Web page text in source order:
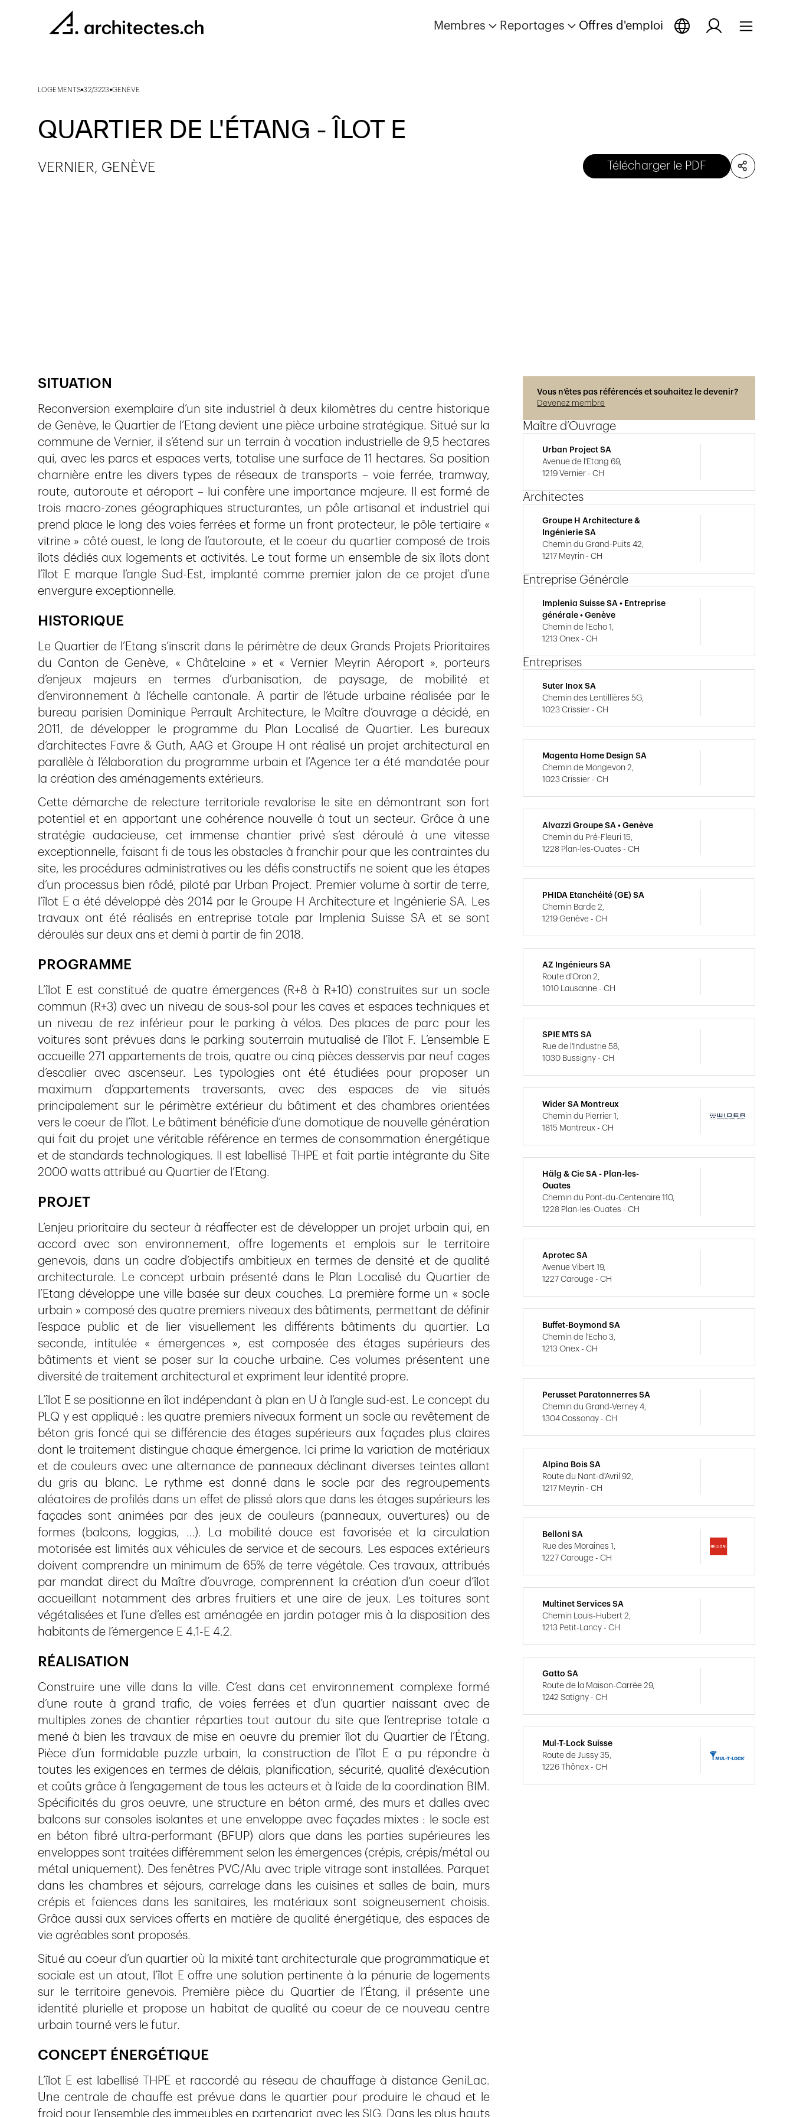
Membres Reportages Offres d'emploi
LOGEMENTS 32/3223 GENÈVE
QUARTIER DE L'ÉTANG - ÎLOT E
VERNIER, GENÈVE Télécharger le PDF
SITUATION
Reconversion exemplaire d’un site industriel à deux kilomètres du centre historique
de Genève, le Quartier de l’Etang devient une pièce urbaine stratégique. Situé sur la
commune de Vernier, il s’étend sur un terrain à vocation industrielle de 9,5 hectares
qui, avec les parcs et espaces verts, totalise une surface de 11 hectares. Sa position
charnière entre les divers types de réseaux de transports – voie ferrée, tramway,
route, autoroute et aéroport – lui confère une importance majeure. Il est formé de
trois macro-zones géographiques structurantes, un pôle artisanal et industriel qui
prend place le long des voies ferrées et forme un front protecteur, le pôle tertiaire «
vitrine » côté ouest, le long de l’autoroute, et le coeur du quartier composé de trois
îlots dédiés aux logements et activités. Le tout forme un ensemble de six îlots dont
l’îlot E marque l’angle Sud-Est, implanté comme premier jalon de ce projet d’une
envergure exceptionnelle.
HISTORIQUE
Le Quartier de l’Etang s’inscrit dans le périmètre de deux Grands Projets Prioritaires
du Canton de Genève, « Châtelaine » et « Vernier Meyrin Aéroport », porteurs
d’enjeux majeurs en termes d’urbanisation, de paysage, de mobilité et
d’environnement à l’échelle cantonale. A partir de l’étude urbaine réalisée par le
bureau parisien Dominique Perrault Architecture, le Maître d’ouvrage a décidé, en
2011, de développer le programme du Plan Localisé de Quartier. Les bureaux
d’architectes Favre & Guth, AAG et Groupe H ont réalisé un projet architectural en
parallèle à l’élaboration du programme urbain et l’Agence ter a été mandatée pour
la création des aménagements extérieurs.
Cette démarche de relecture territoriale revalorise le site en démontrant son fort
potentiel et en apportant une cohérence nouvelle à tout un secteur. Grâce à une
stratégie audacieuse, cet immense chantier privé s’est déroulé à une vitesse
exceptionnelle, faisant fi de tous les obstacles à franchir pour que les contraintes du
site, les procédures administratives ou les défis constructifs ne soient que les étapes
d’un processus bien rôdé, piloté par Urban Project. Premier volume à sortir de terre,
l’îlot E a été développé dès 2014 par le Groupe H Architecture et Ingénierie SA. Les
travaux ont été réalisés en entreprise totale par Implenia Suisse SA et se sont
déroulés sur deux ans et demi à partir de fin 2018.
PROGRAMME
L’îlot E est constitué de quatre émergences (R+8 à R+10) construites sur un socle
commun (R+3) avec un niveau de sous-sol pour les caves et espaces techniques et
un niveau de rez inférieur pour le parking à vélos. Des places de parc pour les
voitures sont prévues dans le parking souterrain mutualisé de l’îlot F. L’ensemble E
accueille 271 appartements de trois, quatre ou cinq pièces desservis par neuf cages
d’escalier avec ascenseur. Les typologies ont été étudiées pour proposer un
maximum d’appartements traversants, avec des espaces de vie situés
principalement sur le périmètre extérieur du bâtiment et des chambres orientées
vers le coeur de l’îlot. Le bâtiment bénéficie d’une domotique de nouvelle génération
qui fait du projet une véritable référence en termes de consommation énergétique
et de standards technologiques. Il est labellisé THPE et fait partie intégrante du Site
2000 watts attribué au Quartier de l’Etang.
PROJET
L’enjeu prioritaire du secteur à réaffecter est de développer un projet urbain qui, en
accord avec son environnement, offre logements et emplois sur le territoire
genevois, dans un cadre d’objectifs ambitieux en termes de densité et de qualité
architecturale. Le concept urbain présenté dans le Plan Localisé du Quartier de
l’Etang développe une ville basée sur deux couches. La première forme un « socle
urbain » composé des quatre premiers niveaux des bâtiments, permettant de définir
l’espace public et de lier visuellement les différents bâtiments du quartier. La
seconde, intitulée « émergences », est composée des étages supérieurs des
bâtiments et vient se poser sur la couche urbaine. Ces volumes présentent une
diversité de traitement architectural et expriment leur identité propre.
L’îlot E se positionne en îlot indépendant à plan en U à l’angle sud-est. Le concept du
PLQ y est appliqué : les quatre premiers niveaux forment un socle au revêtement de
béton gris foncé qui se différencie des étages supérieurs aux façades plus claires
dont le traitement distingue chaque émergence. Ici prime la variation de matériaux
et de couleurs avec une alternance de panneaux déclinant diverses teintes allant
du gris au blanc. Le rythme est donné dans le socle par des regroupements
aléatoires de profilés dans un effet de plissé alors que dans les étages supérieurs les
façades sont animées par des jeux de couleurs (panneaux, ouvertures) ou de
formes (balcons, loggias, …). La mobilité douce est favorisée et la circulation
motorisée est limités aux véhicules de service et de secours. Les espaces extérieurs
doivent comprendre un minimum de 65% de terre végétale. Ces travaux, attribués
par mandat direct du Maître d’ouvrage, comprennent la création d’un coeur d’îlot
accueillant notamment des arbres fruitiers et une aire de jeux. Les toitures sont
végétalisées et l’une d’elles est aménagée en jardin potager mis à la disposition des
habitants de l’émergence E 4.1-E 4.2.
RÉALISATION
Construire une ville dans la ville. C’est dans cet environnement complexe formé
d’une route à grand trafic, de voies ferrées et d’un quartier naissant avec de
multiples zones de chantier réparties tout autour du site que l’entreprise totale a
mené à bien les travaux de mise en oeuvre du premier îlot du Quartier de l’Étang.
Pièce d’un formidable puzzle urbain, la construction de l’îlot E a pu répondre à
toutes les exigences en termes de délais, planification, sécurité, qualité d’exécution
et coûts grâce à l’engagement de tous les acteurs et à l’aide de la coordination BIM.
Spécificités du gros oeuvre, une structure en béton armé, des murs et dalles avec
balcons sur consoles isolantes et une enveloppe avec façades mixtes : le socle est
en béton fibré ultra-performant (BFUP) alors que dans les parties supérieures les
enveloppes sont traitées différemment selon les émergences (crépis, crépis/métal ou
métal uniquement). Des fenêtres PVC/Alu avec triple vitrage sont installées. Parquet
dans les chambres et séjours, carrelage dans les cuisines et salles de bain, murs
crépis et faïences dans les sanitaires, les matériaux sont soigneusement choisis.
Grâce aussi aux services offerts en matière de qualité énergétique, des espaces de
vie agréables sont proposés.
Situé au coeur d’un quartier où la mixité tant architecturale que programmatique et
sociale est un atout, l’îlot E offre une solution pertinente à la pénurie de logements
sur le territoire genevois. Première pièce du Quartier de l’Étang, il présente une
identité plurielle et propose un habitat de qualité au coeur de ce nouveau centre
urbain tourné vers le futur.
CONCEPT ÉNERGÉTIQUE
L’îlot E est labellisé THPE et raccordé au réseau de chauffage à distance GeniLac.
Une centrale de chauffe est prévue dans le quartier pour produire le chaud et le
froid pour l’ensemble des immeubles en partenariat avec les SIG. Dans les plus hauts
Vous n’êtes pas référencés et souhaitez le devenir?
Devenez membre
Maître d’Ouvrage
Urban Project SA
Avenue de l'Etang 69,
1219 Vernier - CH
Architectes
Groupe H Architecture &
Ingénierie SA
Chemin du Grand-Puits 42,
1217 Meyrin - CH
Entreprise Générale
Implenia Suisse SA • Entreprise
générale • Genève
Chemin de l'Echo 1,
1213 Onex - CH
Entreprises
Suter Inox SA
Chemin des Lentillières 5G,
1023 Crissier - CH
Magenta Home Design SA
Chemin de Mongevon 2,
1023 Crissier - CH
Alvazzi Groupe SA • Genève
Chemin du Pré-Fleuri 15,
1228 Plan-les-Ouates - CH
PHIDA Etanchéité (GE) SA
Chemin Barde 2,
1219 Genève - CH
AZ Ingénieurs SA
Route d'Oron 2,
1010 Lausanne - CH
SPIE MTS SA
Rue de l'Industrie 58,
1030 Bussigny - CH
Wider SA Montreux
Chemin du Pierrier 1,
1815 Montreux - CH
Hälg & Cie SA - Plan-les-
Ouates
Chemin du Pont-du-Centenaire 110,
1228 Plan-les-Ouates - CH
Aprotec SA
Avenue Vibert 19,
1227 Carouge - CH
Buffet-Boymond SA
Chemin de l'Echo 3,
1213 Onex - CH
Perusset Paratonnerres SA
Chemin du Grand-Verney 4,
1304 Cossonay - CH
Alpina Bois SA
Route du Nant-d'Avril 92,
1217 Meyrin - CH
Belloni SA
Rue des Moraines 1,
1227 Carouge - CH
Multinet Services SA
Chemin Louis-Hubert 2,
1213 Petit-Lancy - CH
Gatto SA
Route de la Maison-Carrée 29,
1242 Satigny - CH
Mul-T-Lock Suisse
Route de Jussy 35,
1226 Thônex - CH